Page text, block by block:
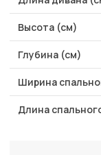
Высота (см)
Глубина (см)
Ширина
Длина